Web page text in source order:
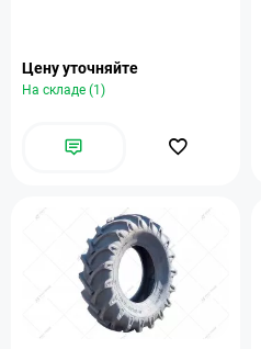
Цену уточняйте
На складе (1)